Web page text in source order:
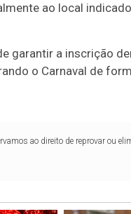
ao local
garantir a inscrição
o Carnaval de
ao direito de reprovar ou